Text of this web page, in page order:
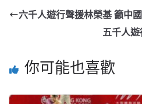
六千人遊行聲援林榮基 籲中
五千人
你可能也喜歡